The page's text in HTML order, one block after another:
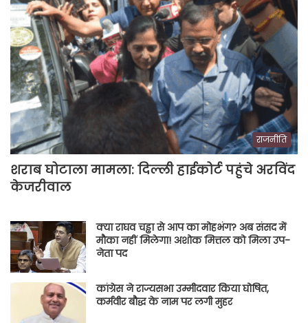
राजनीति
शराब घोटाला मामला: दिल्ली हाईकोर्ट पहुंचे अरविंद
केजरीवाल
क्या राघव चड्ढा से आप का मोहभंग? अब संसद में
मौका नहीं मिलेगा! अशोक मित्तल को मिला उप-
नेता पद
कांग्रेस ने राज्यसभा उम्मीदवार किया घोषित,
कर्मवीर बौद्ध के नाम पर लगी मुहर